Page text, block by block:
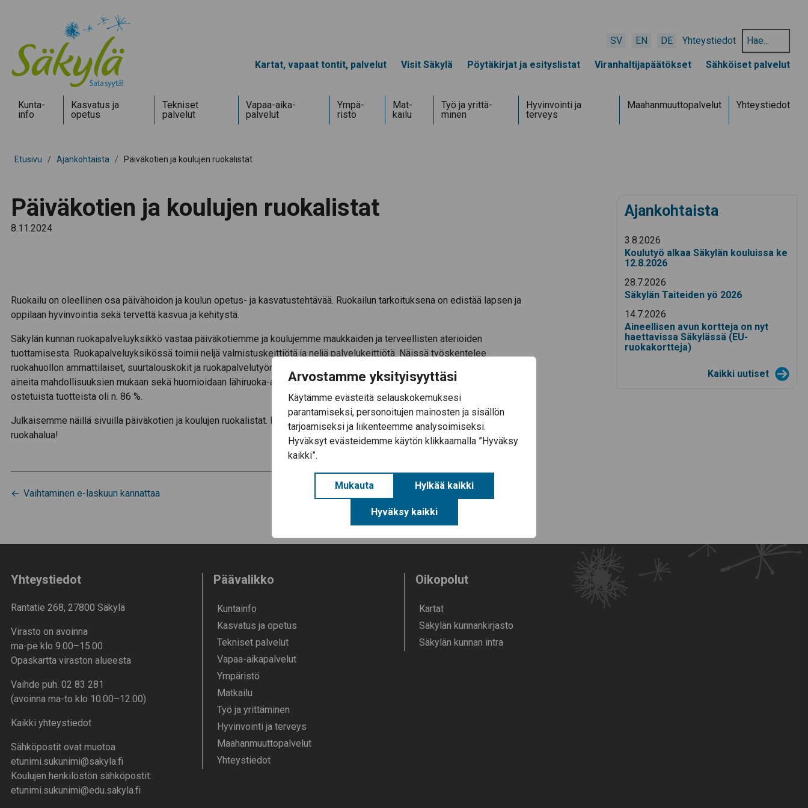
Arvostamme yksityisyyttäsi
Käytämme evästeitä selauskokemuksesi
parantamiseksi, personoitujen mainosten ja sisällön
tarjoamiseksi ja liikenteemme analysoimiseksi.
Hyväksyt evästeidemme käytön klikkaamalla ”Hyväksy
kaikki”.
Mukauta Hylkää kaikki
Hyväksy kaikki
SV EN DE Yhteystiedot
Hae
hakusanalla:
Kartat, vapaat tontit, palvelut
Visit Säkylä Pöytäkirjat ja esityslistat Viranhaltijapäätökset Sähköiset palvelut
Kunta­
info
Kasvatus ja
opetus
Tekniset
palvelut
Vapaa-aika­
palvelut
Ympä­
ristö
Mat­
kailu
Työ ja yrittä­
minen
Hyvinvointi ja
terveys
Maahanmuuttopalvelut Yhteystiedot
Etusivu / Ajankohtaista / Päiväkotien ja koulujen ruokalistat
Päiväkotien ja koulujen ruokalistat
8.11.2024
Ruokailu on oleellinen osa päivähoidon ja koulun opetus- ja kasvatustehtävää. Ruokailun tarkoituksena on edistää lapsen ja
oppilaan hyvinvointia sekä tervettä kasvua ja kehitystä.
Säkylän kunnan ruokapalveluyksikkö vastaa päiväkotiemme ja koulujemme maukkaiden ja terveellisten aterioiden
tuottamisesta. Ruokapalveluyksikössä toimii neljä valmistuskeittiötä ja neljä palvelukeittiötä. Näissä työskentelee
ruokahuollon ammattilaiset, suurtalouskokit ja ruokapalvelutyöntekijät. Ruuan valmistuksessa käytetään kotimaisia raaka-
aineita mahdollisuuksien mukaan sekä huomioidaan lähiruoka-ajatusta. Tuotteiden kotimaisuusaste vuonna 2023 kuntaan
ostetuista tuotteista oli n. 86 %.
Julkaisemme näillä sivuilla päiväkotien ja koulujen ruokalistat. Pääset tarkastelemaan ruokatarjontaa tällä sivulla
. Hyvää
ruokahalua!
Artikkelien
Vaihtaminen e-laskuun kannattaa
Ota kantaa Satakunnan päihdetilanteeseen: Satakunnan
päihdetilannekysely 2024
Ajankohtaista
3.8.2026
Koulutyö alkaa Säkylän kouluissa ke
12.8.2026
28.7.2026
Säkylän Taiteiden yö 2026
14.7.2026
Aineellisen avun kortteja on nyt
haettavissa Säkylässä (EU-
ruokakortteja)
Kaikki uutiset
Yhteystiedot
Rantatie 268, 27800 Säkylä
Virasto on avoinna
ma-pe klo 9.00–15.00
Opaskartta viraston alueesta
Vaihde puh. 02 83 281
(avoinna ma-to klo 10.00–12.00)
Kaikki yhteystiedot
Sähköpostit ovat muotoa
etunimi.sukunimi@sakyla.fi
Koulujen henkilöstön sähköpostit:
etunimi.sukunimi@edu.sakyla.fi
Päävalikko
Kunta­info
Kasvatus ja opetus
Tekniset palvelut
Vapaa-aika­palvelut
Ympä­ristö
Mat­kailu
Työ ja yrittä­minen
Hyvinvointi ja terveys
Maahanmuuttopalvelut
Yhteystiedot
Oikopolut
Kartat
Säkylän kunnankirjasto
Säkylän kunnan intra